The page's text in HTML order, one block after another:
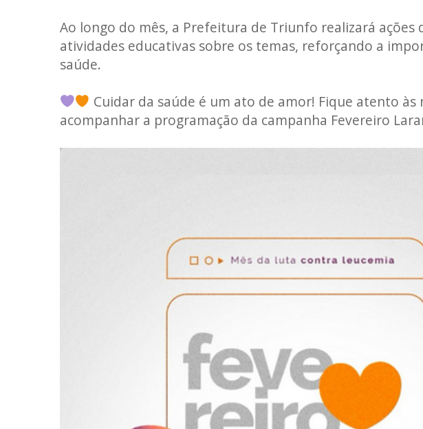
Ao longo do mês, a Prefeitura de Triunfo realizará ações
atividades educativas sobre os temas, reforçando a
saúde.
Cuidar da saúde é um ato de amor! Fique atento às
acompanhar a programação da campanha Fevereiro